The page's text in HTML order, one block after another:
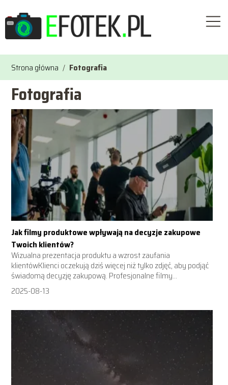
Strona główna / Fotografia
Fotografia
Jak filmy produktowe wpływają na decyzje zakupowe
Twoich klientów?
Wizualna prezentacja produktu a wzrost zaufania
klientówKlienci oczekują dziś więcej niż tylko zdjęć, aby podjąć
świadomą decyzję zakupową. Profesjonalne filmy...
2025-08-13